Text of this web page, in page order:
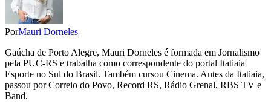
PorMauri Dorneles
Gaúcha de Porto Alegre, Mauri Dorneles é formada em Jornalismo
pela PUC-RS e trabalha como correspondente do portal Itatiaia
Esporte no Sul do Brasil. Também cursou Cinema. Antes da Itatiaia,
passou por Correio do Povo, Record RS, Rádio Grenal, RBS TV e
Band.